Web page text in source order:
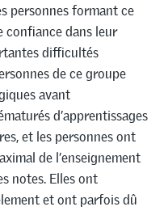
personnes formant ce
confiance dans leur
difficultés
de ce groupe
avant
d’apprentissages
et les personnes ont
de l’enseignement
notes. Elles ont
et ont parfois dû